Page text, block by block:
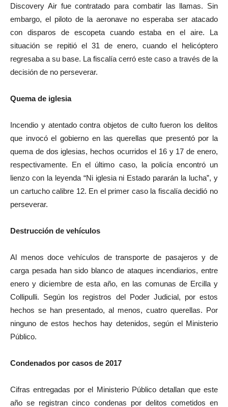
Discovery Air fue contratado para combatir las llamas. Sin
embargo, el piloto de la aeronave no esperaba ser atacado
con disparos de escopeta cuando estaba en el aire. La
situación se repitió el 31 de enero, cuando el helicóptero
regresaba a su base. La fiscalía cerró este caso a través de la
decisión de no perseverar.
Quema de iglesia
Incendio y atentado contra objetos de culto fueron los delitos
que invocó el gobierno en las querellas que presentó por la
quema de dos iglesias, hechos ocurridos el 16 y 17 de enero,
respectivamente. En el último caso, la policía encontró un
lienzo con la leyenda “Ni iglesia ni Estado pararán la lucha”, y
un cartucho calibre 12. En el primer caso la fiscalía decidió no
perseverar.
Destrucción de vehículos
Al menos doce vehículos de transporte de pasajeros y de
carga pesada han sido blanco de ataques incendiarios, entre
enero y diciembre de esta año, en las comunas de Ercilla y
Collipulli. Según los registros del Poder Judicial, por estos
hechos se han presentado, al menos, cuatro querellas. Por
ninguno de estos hechos hay detenidos, según el Ministerio
Público.
Condenados por casos de 2017
Cifras entregadas por el Ministerio Público detallan que este
año se registran cinco condenas por delitos cometidos en